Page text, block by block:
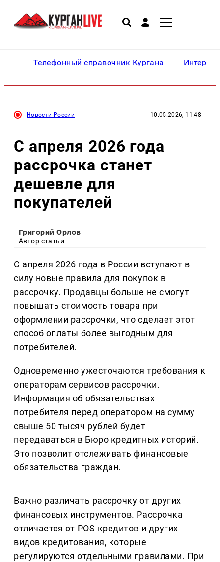
Телефонный справочник Кургана
Новости России 10.05.2026, 11:48
С апреля 2026 года
рассрочка станет
дешевле для
покупателей
Григорий Орлов
Автор статьи
С апреля 2026 года в России вступают в
силу новые правила для покупок в
рассрочку. Продавцы больше не смогут
повышать стоимость товара при
оформлении рассрочки, что сделает этот
способ оплаты более выгодным для
потребителей.
Одновременно ужесточаются требования к
операторам сервисов рассрочки.
Информация об обязательствах
потребителя перед оператором на сумму
свыше 50 тысяч рублей будет
передаваться в Бюро кредитных историй.
Это позволит отслеживать финансовые
обязательства граждан.
Важно различать рассрочку от других
финансовых инструментов. Рассрочка
отличается от POS-кредитов и других
видов кредитования, которые
регулируются отдельными правилами. При